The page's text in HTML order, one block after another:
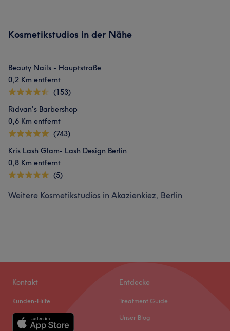
Kosmetikstudios in der Nähe
Beauty Nails - Hauptstraße
0,2 Km entfernt
(153)
Ridvan's Barbershop
0,6 Km entfernt
(743)
Kris Lash Glam- Lash Design Berlin
0,8 Km entfernt
(5)
Weitere Kosmetikstudios in Akazienkiez, Berlin
Kontakt
Kunden-Hilfe
Entdecke
Treatment Guide
Unser Blog